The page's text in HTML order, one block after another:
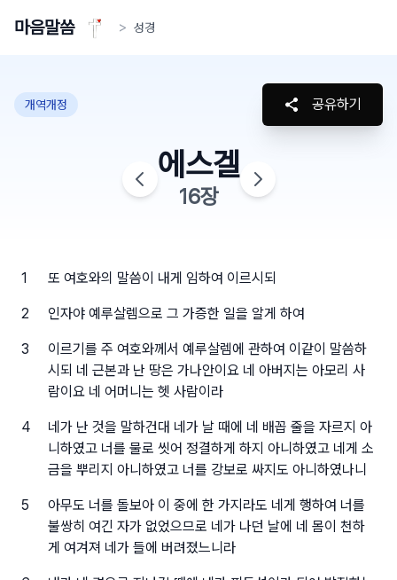
마음말씀 > 성경
개역개정 공유하기
에스겔
16장
1 또 여호와의 말씀이 내게 임하여 이르시되
2 인자야 예루살렘으로 그 가증한 일을 알게 하여
3
이르기를 주 여호와께서 예루살렘에 관하여 이같이 말씀하
시되 네 근본과 난 땅은 가나안이요 네 아버지는 아모리 사
람이요 네 어머니는 헷 사람이라
4
네가 난 것을 말하건대 네가 날 때에 네 배꼽 줄을 자르지 아
니하였고 너를 물로 씻어 정결하게 하지 아니하였고 네게 소
금을 뿌리지 아니하였고 너를 강보로 싸지도 아니하였나니
5
아무도 너를 돌보아 이 중에 한 가지라도 네게 행하여 너를
불쌍히 여긴 자가 없었으므로 네가 나던 날에 네 몸이 천하
게 여겨져 네가 들에 버려졌느니라